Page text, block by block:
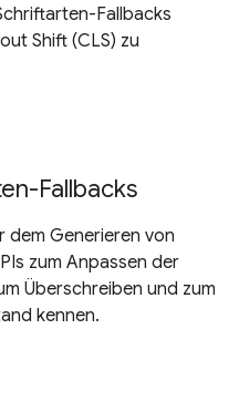
Fallbacks
Shift (CLS) zu
Fallbacks
dem Generieren von
zum Anpassen der
Überschreiben und zum
kennen.